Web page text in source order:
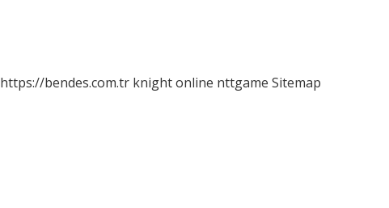
https://bendes.com.tr knight online nttgame Sitemap